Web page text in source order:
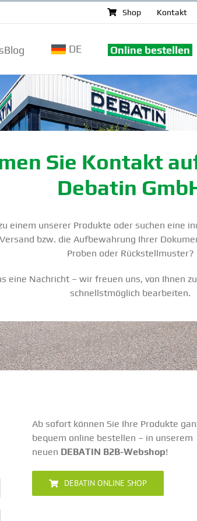
Shop Kontakt
DE Online bestellen
Sie Kontakt
Debatin
einem unserer Produkte oder suchen eine
bzw. die Aufbe­wahrung Ihrer
Proben oder Rückstell­muster?
eine Nachricht – wir freuen uns, von Ihnen
schnellst­möglich bearbeiten.
Ab sofort können Sie Ihre Produkte
bequem online bestellen – in unserem
neuen DEBATIN B2B-Webshop!
DEBATIN ONLINE SHOP